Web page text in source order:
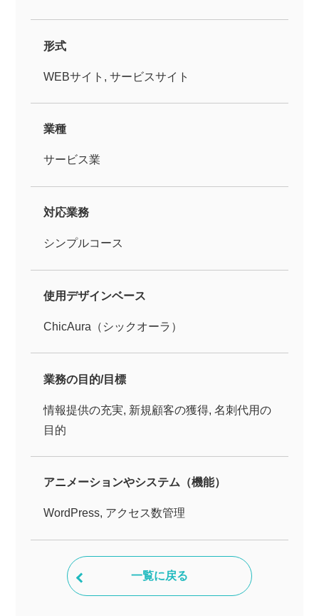
形式
WEBサイト, サービスサイト
業種
サービス業
対応業務
シンプルコース
使用デザインベース
ChicAura（シックオーラ）
業務の目的/目標
情報提供の充実, 新規顧客の獲得, 名刺代用の
目的
アニメーションやシステム（機能）
WordPress, アクセス数管理
一覧に戻る